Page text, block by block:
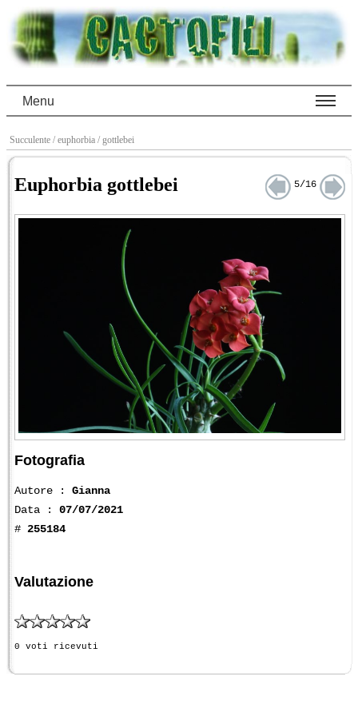
Menu
Succulente / euphorbia / gottlebei
Euphorbia gottlebei 5/16
Fotografia
Autore : Gianna
Data : 07/07/2021
# 255184
Valutazione
0 voti ricevuti